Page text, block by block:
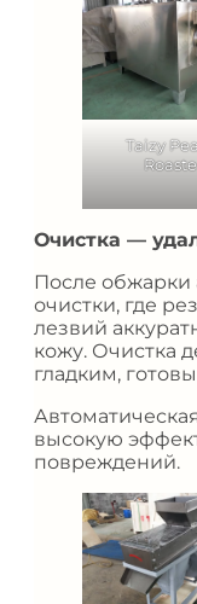
Taizy
Очистка —
После обжарки
очистки, где
лезвий
кожу. Очистка
гладким,
высокую
повреждений.